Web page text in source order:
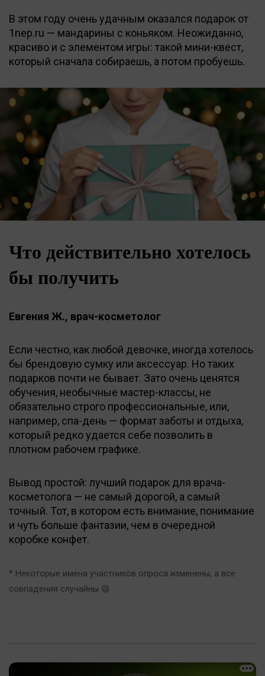
В этом году очень удачным оказался подарок от
1nep.ru — мандарины с коньяком. Неожиданно,
красиво и с элементом игры: такой мини-квест,
который сначала собираешь, а потом пробуешь.
Что действительно хотелось
бы получить
Евгения Ж., врач-косметолог
Если честно, как любой девочке, иногда хотелось
бы брендовую сумку или аксессуар. Но таких
подарков почти не бывает. Зато очень ценятся
обучения, необычные мастер-классы, не
обязательно строго профессиональные, или,
например, спа-день — формат заботы и отдыха,
который редко удается себе позволить в
плотном рабочем графике.
Вывод простой: лучший подарок для врача-
косметолога — не самый дорогой, а самый
точный. Тот, в котором есть внимание, понимание
и чуть больше фантазии, чем в очередной
коробке конфет.
* Некоторые имена участников опроса изменены, а все
совпадения случайны 😄